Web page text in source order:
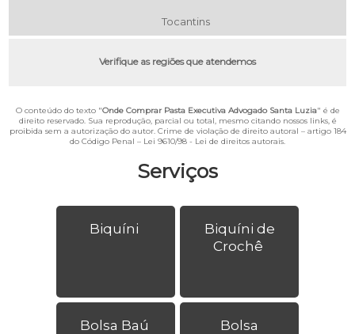
Serviços
Biquíni
Biquíni de
Crochê
Bolsa Baú Bolsa
Tocantins
Verifique as regiões que atendemos
O conteúdo do texto "Onde Comprar Pasta Executiva Advogado Santa Luzia" é de
direito reservado. Sua reprodução, parcial ou total, mesmo citando nossos links, é
proibida sem a autorização do autor. Crime de violação de direito autoral – artigo 184
do Código Penal – Lei 9610/98 - Lei de direitos autorais.